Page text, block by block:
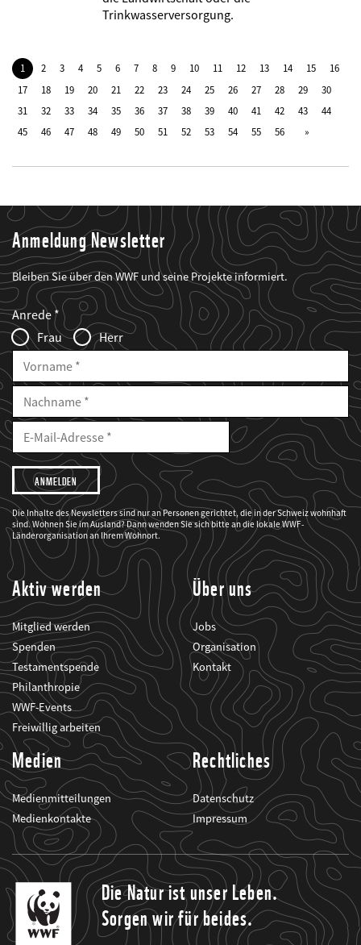
Trinkwasserversorgung.
1 2 3 4 5 6 7 8 9 10 11 12 13 14 15
16
17
18 19 20 21 22 23 24 25 26 27 28 29
30
31
32 33 34 35 36 37 38 39 40 41 42 43
44
45
46 47 48 49 50 51 52 53 54 55 56
Anmeldung Newsletter
Bleiben Sie über den WWF und seine Projekte informiert.
Web2Case
Infofelder
Fieldset
anrede_name
Anrede
Frau
Herr
Vorname
Nachname
E-
Mailadresse
E-
Adresse
Ich
möchte,
dass
der
WWF
mich
über
seine
Projekte
informiert.
Die Inhalte des Newsletters sind nur an Personen gerichtet, die in der Schweiz wohnhaft
sind. Wohnen Sie im Ausland? Dann wenden Sie sich bitte an die lokale WWF-
Länderorganisation an Ihrem Wohnort.
Aktiv werden
Mitglied werden
Spenden
Testamentspende
Philanthropie
WWF-Events
Freiwillig arbeiten
Über uns
Jobs
Organisation
Kontakt
Medien
Medienmitteilungen
Medienkontakte
Rechtliches
Datenschutz
Impressum
Die Natur ist unser Leben.
Sorgen wir für beides.